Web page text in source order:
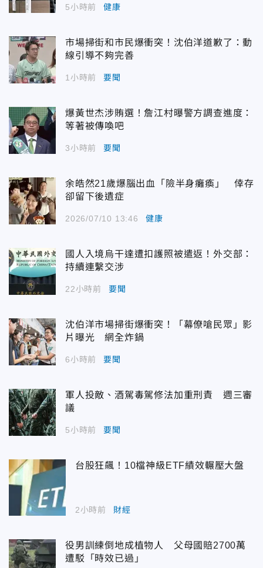
5小時前 健康
市場掃街和市民爆衝突！沈伯洋道歉了：動
線引導不夠完善
1小時前 要聞
爆黃世杰涉賄選！詹江村曝警方調查進度：
等著被傳喚吧
3小時前 要聞
余皓然21歲爆腦出血「險半身癱瘓」 倖存
卻留下後遺症
2026/07/10 13:46 健康
國人入境烏干達遭扣護照被遣返！外交部：
持續連繫交涉
22小時前 要聞
沈伯洋市場掃街爆衝突！「幕僚嗆民眾」影
片曝光 網全炸鍋
6小時前 要聞
軍人投敵、酒駕毒駕修法加重刑責 週三審
議
5小時前 要聞
台股狂飆！10檔神級ETF績效輾壓大盤
2小時前 財經
役男訓練倒地成植物人 父母國賠2700萬
遭駁「時效已過」